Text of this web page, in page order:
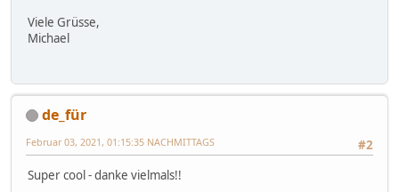
Viele Grüsse,
Michael
de_für
#2
Februar 03, 2021, 01:15:35 NACHMITTAGS
Super cool - danke vielmals!!